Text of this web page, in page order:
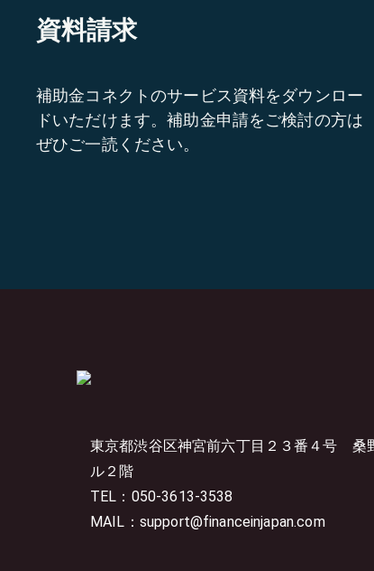
資料請求
補助金コネクトのサービス資料をダウンロー
ドいただけます。補助金申請をご検討の方は
ぜひご一読ください。
東京都渋谷区神宮前六丁目２３番４号 桑
ル２階
TEL：050-3613-3538
MAIL：support@financeinjapan.com